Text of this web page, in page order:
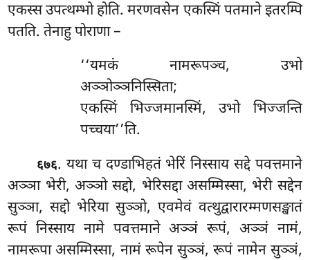
एकस्स उपत्थम्भो होति. मरणवसेन एकस्मिं पतमाने इतरम्पि
पतति. तेनाहु पोराणा –
‘‘यमकं नामरूपञ्च, उभो
अञ्ञोञ्ञनिस्सिता;
एकस्मिं भिज्जमानस्मिं, उभो भिज्जन्ति
पच्चया’’ति.
६७६. यथा च दण्डाभिहतं भेरिं निस्साय सद्दे पवत्तमाने
अञ्ञा भेरी, अञ्ञो सद्दो, भेरिसद्दा असम्मिस्सा, भेरी सद्देन
सुञ्ञा, सद्दो भेरिया सुञ्ञो, एवमेवं वत्थुद्वारारम्मणसङ्खातं
रूपं निस्साय नामे पवत्तमाने अञ्ञं रूपं, अञ्ञं नामं,
नामरूपा असम्मिस्सा, नामं रूपेन सुञ्ञं, रूपं नामेन सुञ्ञं,